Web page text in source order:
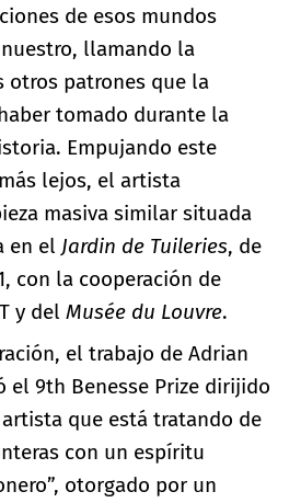
de esos mundos
llamando la
otros patrones que la
tomado durante la
Empujando este
lejos, el artista
masiva similar situada
en el Jardin de Tuileries, de
con la cooperación de
y del Musée du Louvre.
el trabajo de Adrian
el 9th Benesse Prize dirijido
que está tratando de
con un espíritu
otorgado por un